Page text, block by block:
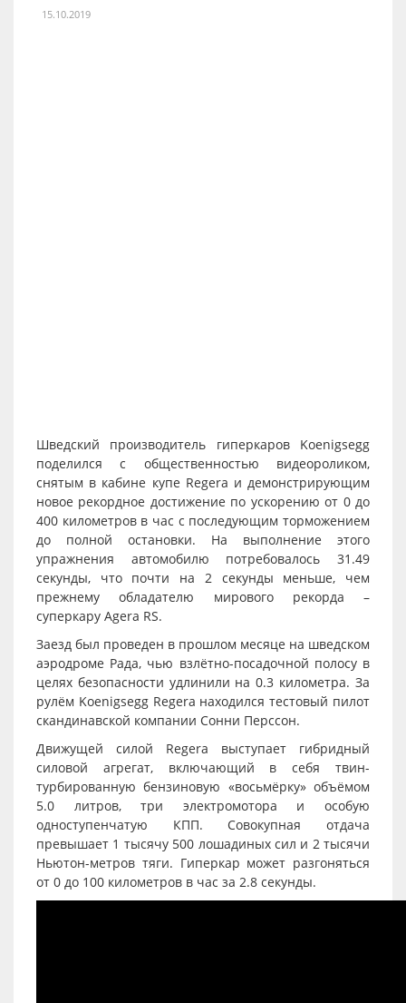
15.10.2019
Шведский производитель гиперкаров Koenigsegg
поделился с общественностью видеороликом,
снятым в кабине купе Regera и демонстрирующим
новое рекордное достижение по ускорению от 0 до
400 километров в час с последующим торможением
до полной остановки. На выполнение этого
упражнения автомобилю потребовалось 31.49
секунды, что почти на 2 секунды меньше, чем
прежнему обладателю мирового рекорда –
суперкару Agera RS.
Заезд был проведен в прошлом месяце на шведском
аэродроме Рада, чью взлётно-посадочной полосу в
целях безопасности удлинили на 0.3 километра. За
рулём Koenigsegg Regera находился тестовый пилот
скандинавской компании Сонни Перссон.
Движущей силой Regera выступает гибридный
силовой агрегат, включающий в себя твин-
турбированную бензиновую «восьмёрку» объёмом
5.0 литров, три электромотора и особую
одноступенчатую КПП. Совокупная отдача
превышает 1 тысячу 500 лошадиных сил и 2 тысячи
Ньютон-метров тяги. Гиперкар может разгоняться
от 0 до 100 километров в час за 2.8 секунды.